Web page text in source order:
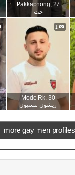
Pakkaphong , 27
جت
Mode Rk, 30
ريشون لتسيون
1
more gay men profiles